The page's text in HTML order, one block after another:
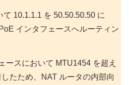
て 10.1.1.1 を 50.50.50.50 に
インタフェースへルーティン
ースにおいて MTU1454 を超え
たため、NAT ルータの内部向